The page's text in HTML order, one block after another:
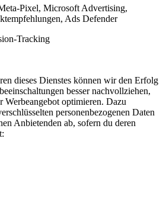
Pixel, Microsoft Advertising,
Ads Defender
Tracking
dieses Dienstes können wir den Erfolg
besser nachvollziehen,
Werbeangebot optimieren. Dazu
personenbezogenen Daten
Anbietenden ab, sofern du deren